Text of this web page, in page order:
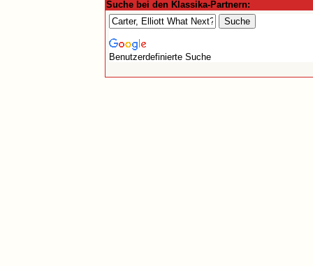
Suche bei den Klassika-Partnern:
Benutzerdefinierte Suche